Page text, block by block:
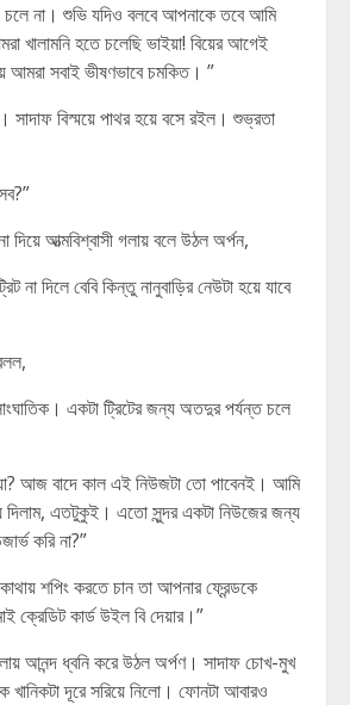
চলে না। শুভি যদিও বলবে আপনাকে তবে আমি
খালামনি হতে চলেছি ভাইয়া! বিয়ের আগেই
আমরা সবাই ভীষণভাবে চমকিত। ”
সাদাফ বিস্ময়ে পাথর হয়ে বসে রইল। শুভ্রতা
দিয়ে আত্মবিশ্বাসী গলায় বলে উঠল অর্পন,
না দিলে বেবি কিন্তু নানুবাড়ির নেউটা হয়ে যাবে
একটা ট্রিটের জন্য অতদুর পর্যন্ত চলে
আজ বাদে কাল এই নিউজটা তো পাবেনই। আমি
দিলাম, এতটুকুই। এতো সুন্দর একটা নিউজের জন্য
করি না?”
শপিং করতে চান তা আপনার ফ্রেন্ডকে
ক্রেডিট কার্ড উইল বি দেয়ার।”
আনন্দ ধ্বনি করে উঠল অর্পণ। সাদাফ চোখ-মুখ
খানিকটা দূরে সরিয়ে নিলো। ফোনটা আবারও